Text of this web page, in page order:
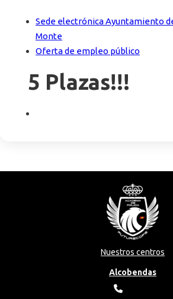
Sede electrónica Ayuntamiento
Monte
Oferta de empleo público
5 Plazas!!!
Nuestros centros
Alcobendas